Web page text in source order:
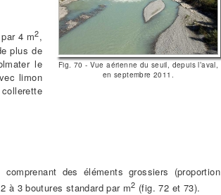
Fig. 70 - Vue aérienne du seuil, depuis l’aval,
en septembre 2011.
4 m2,
plus de
le
limon
des éléments grossiers (proportion
à 3 boutures standard par m2 (fig. 72 et 73).